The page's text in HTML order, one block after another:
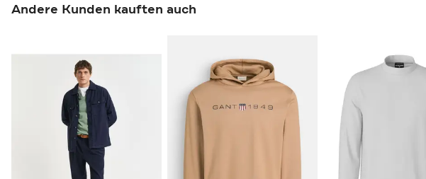
Andere Kunden kauften auch